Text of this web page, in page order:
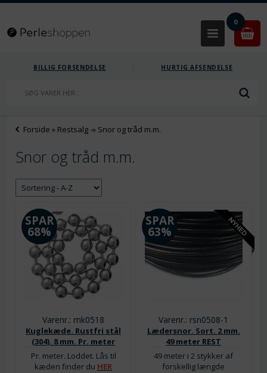
0
BILLIG FORSENDELSE HURTIG AFSENDELSE
Forside » Restsalg-» Snor og tråd m.m.
Snor og tråd m.m.
SPAR
68%
Varenr.: mk0518
Kuglekæde. Rustfri stål
(304). 8 mm. Pr. meter
Pr. meter. Loddet. Lås til
kæden finder du HER
SPAR
63%
Varenr.: rsn0508-1
Lædersnor. Sort. 2 mm.
49 meter REST
49 meter i 2 stykker af
forskellig længde